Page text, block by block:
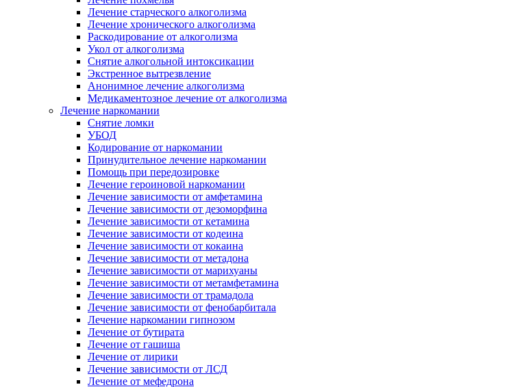
Лечение старческого алкоголизма
Лечение хронического алкоголизма
Раскодирование от алкоголизма
Укол от алкоголизма
Снятие алкогольной интоксикации
Экстренное вытрезвление
Анонимное лечение алкоголизма
Медикаментозное лечение от алкоголизма
Лечение наркомании
Снятие ломки
УБОД
Кодирование от наркомании
Принудительное лечение наркомании
Помощь при передозировке
Лечение героиновой наркомании
Лечение зависимости от амфетамина
Лечение зависимости от дезоморфина
Лечение зависимости от кетамина
Лечение зависимости от кодеина
Лечение зависимости от кокаина
Лечение зависимости от метадона
Лечение зависимости от марихуаны
Лечение зависимости от метамфетамина
Лечение зависимости от трамадола
Лечение зависимости от фенобарбитала
Лечение наркомании гипнозом
Лечение от бутирата
Лечение от гашиша
Лечение от лирики
Лечение зависимости от ЛСД
Лечение от мефедрона